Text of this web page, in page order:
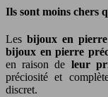
Ils sont moins chers
Les bijoux en pierre
bijoux en pierre
en raison de leur
préciosité et
discret.